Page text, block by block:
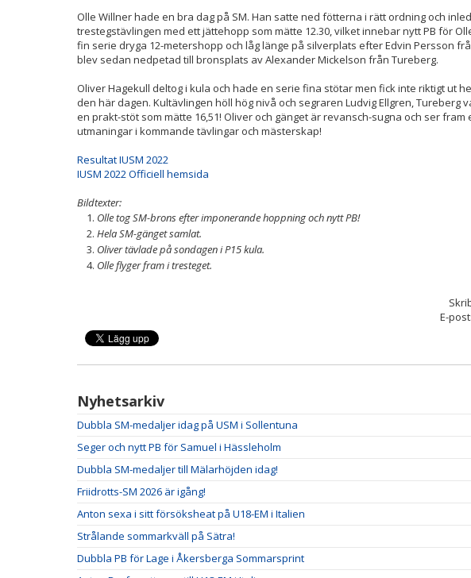
Olle Willner hade en bra dag på SM. Han satte ned fötterna i rätt ordning och
trestegstävlingen med ett jättehopp som mätte 12.30, vilket innebar nytt PB för
fin serie dryga 12-metershopp och låg länge på silverplats efter Edvin Persson
blev sedan nedpetad till bronsplats av Alexander Mickelson från Tureberg.
Oliver Hagekull deltog i kula och hade en serie fina stötar men fick inte riktigt ut
den här dagen. Kultävlingen höll hög nivå och segraren Ludvig Ellgren, Tureberg
en prakt-stöt som mätte 16,51! Oliver och gänget är revansch-sugna och ser fram
utmaningar i kommande tävlingar och mästerskap!
Resultat IUSM 2022
IUSM 2022 Officiell hemsida
Bildtexter:
Olle tog SM-brons efter imponerande hoppning och nytt PB!
Hela SM-gänget samlat.
Oliver tävlade på sondagen i P15 kula.
Olle flyger fram i tresteget.
E-post:
Nyhetsarkiv
Dubbla SM-medaljer idag på USM i Sollentuna
Seger och nytt PB för Samuel i Hässleholm
Dubbla SM-medaljer till Mälarhöjden idag!
Friidrotts-SM 2026 är igång!
Anton sexa i sitt försöksheat på U18-EM i Italien
Strålande sommarkväll på Sätra!
Dubbla PB för Lage i Åkersberga Sommarsprint